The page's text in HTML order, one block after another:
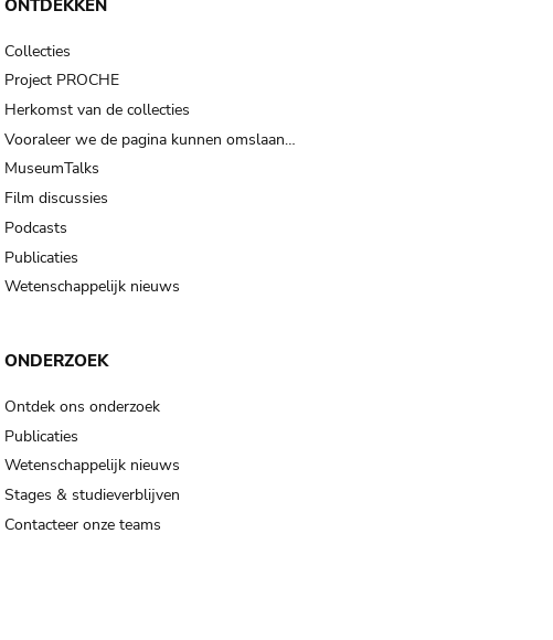
ONTDEKKEN
Collecties
Project PROCHE
Herkomst van de collecties
Vooraleer we de pagina kunnen omslaan…
MuseumTalks
Film discussies
Podcasts
Publicaties
Wetenschappelijk nieuws
ONDERZOEK
Ontdek ons onderzoek
Publicaties
Wetenschappelijk nieuws
Stages & studieverblijven
Contacteer onze teams